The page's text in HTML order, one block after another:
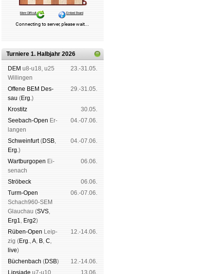
Turniere 1. Halbjahr 2026
DEM u8-u18, u25
Wil­lin­gen
23.-31.05.
Offene BEM Des­
sau (Erg.)
29.-31.05.
Kros­titz
30.05.
See­bach-Open Er­
lan­gen
04.-07.06.
Schwein­furt(DSB,
Erg.)
04.-07.06.
Wart­burg­open Ei­
se­nach
06.06.
Strö­beck
06.06.
Turm-Open
Schach960-SEM
Glau­chau (SVS,
Erg1, Erg2)
06.-07.06.
Rüben-Open Leip­
zig (Erg.,A, B, C,
live)
12.-14.06.
Büchen­bach (DSB)
12.-14.06.
Lipsiade u7-u10
13.06.